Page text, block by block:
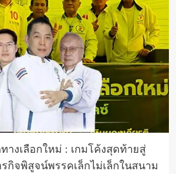
างเลือกใหม่ : เกมโค้งสุดท้ายสู่
กิจพิสูจน์พรรคเล็กไม่เล็กในสนาม